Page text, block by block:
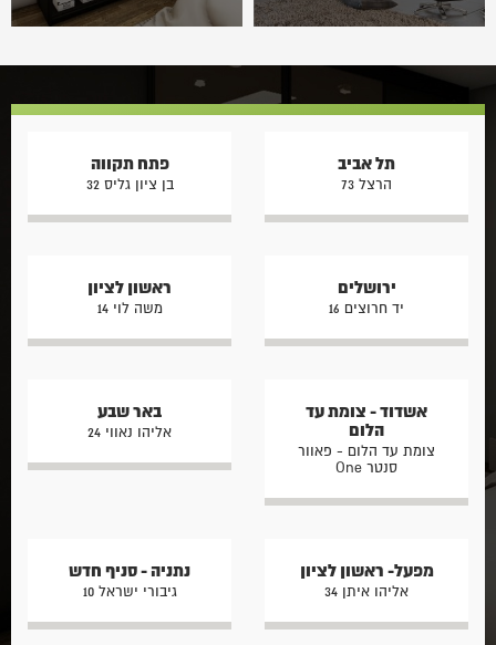
הזזת דלת מצד לצד. אם עד
היום ניסינו להסוות את הארון
ולשלבו…
הודות להיצע הולך וגדל של
ארונות…
תל אביב
הרצל 73
פתח תקווה
בן ציון גליס 32
ירושלים
יד חרוצים 16
ראשון לציון
משה לוי 14
אשדוד - צומת עד
הלום
צומת עד הלום - פאוור
סנטר One
באר שבע
אליהו נאווי 24
מפעל- ראשון לציון
אליהו איתן 34
נתניה - סניף חדש
גיבורי ישראל 10